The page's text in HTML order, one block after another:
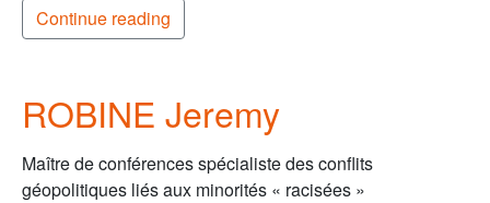
Continue reading
ROBINE Jeremy
Maître de conférences spécialiste des conflits
géopolitiques liés aux minorités « racisées »